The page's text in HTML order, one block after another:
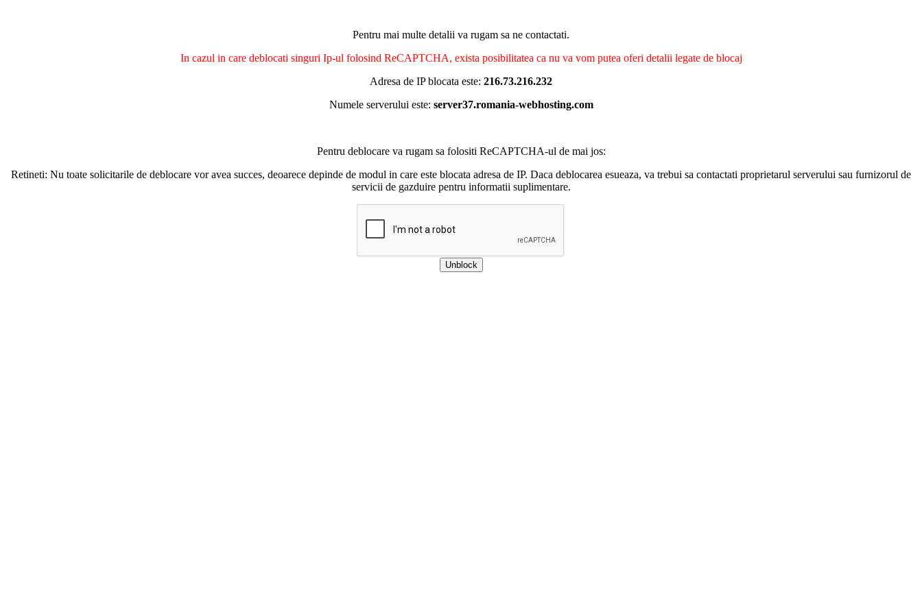
Pentru mai multe detalii va rugam sa ne contactati.
In cazul in care deblocati singuri Ip-ul folosind ReCAPTCHA, exista posibilitatea ca nu va vom putea oferi detalii legate de blocaj
Adresa de IP blocata este: 216.73.216.232
Numele serverului este: server37.romania-webhosting.com
Pentru deblocare va rugam sa folositi ReCAPTCHA-ul de mai jos:
Retineti: Nu toate solicitarile de deblocare vor avea succes, deoarece depinde de modul in care este blocata adresa de IP. Daca deblocarea esueaza, va trebui sa contactati proprietarul serverului sau furnizorul de
servicii de gazduire pentru informatii suplimentare.